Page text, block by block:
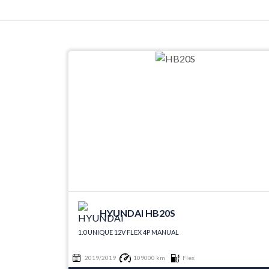
HYUNDAI HB20S
1.0 UNIQUE 12V FLEX 4P MANUAL
2019/2019 109000 km Flex